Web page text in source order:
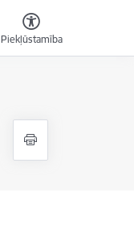
Piekļūstamība